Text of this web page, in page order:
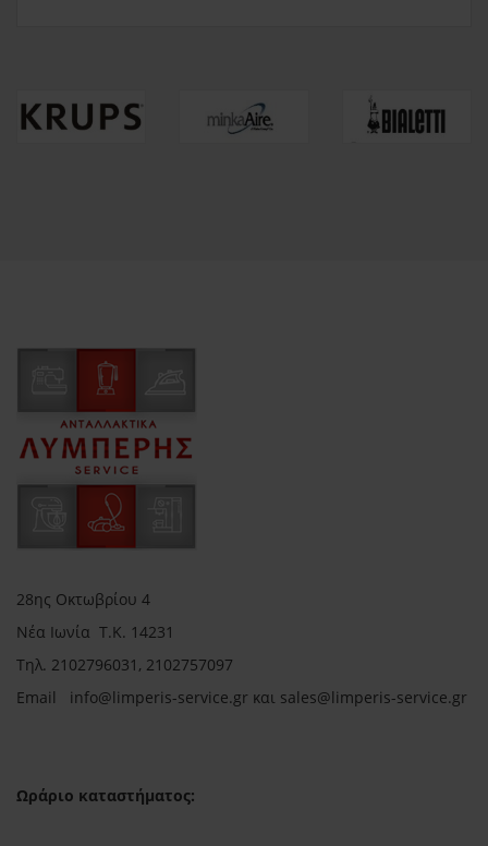
28ης Οκτωβρίου 4
Νέα Ιωνία Τ.Κ. 14231
Τηλ. 2102796031, 2102757097
Email info@limperis-service.gr και sales@limperis-service.gr
Ωράριο καταστήματος: